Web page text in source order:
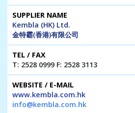
Kembla (HK) Ltd.
金特霸(香港)有限公司
T: 2528 0999 F: 2528 3113
www.kembla.com.hk
info@kembla.com.hk